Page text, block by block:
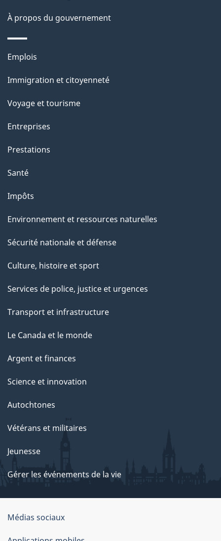
a
e
À propos du gouvernement
Thèmes
sujets
Emplois
Immigration et citoyenneté
Voyage et tourisme
Entreprises
Prestations
Santé
Impôts
Environnement et ressources naturelles
Sécurité nationale et défense
Culture, histoire et sport
Services de police, justice et urgences
Transport et infrastructure
Le Canada et le monde
Argent et finances
Science et innovation
Autochtones
Vétérans et militaires
Jeunesse
Gérer les événements de la vie
Organisation
du
Médias sociaux